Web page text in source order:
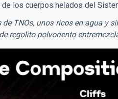
los cuerpos helados del
TNOs, unos ricos en agua y
regolito polvoriento